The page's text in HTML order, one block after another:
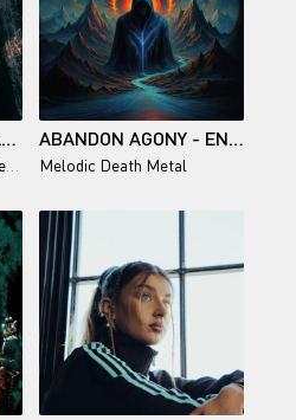
REPLICANT / CRITICAL POINT
Modern Electro EBM
ABANDON AGONY - ENDBRINGER
Melodic Death Metal